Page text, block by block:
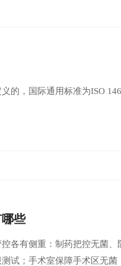
的，国际通用标准为‌ISO
些
各有侧重：制药把控无菌
试；手术室保障手术区无